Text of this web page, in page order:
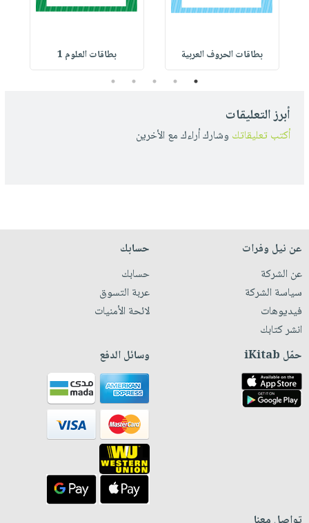
بطاقات الحروف العربية بطاقات العلوم 1
1
2
3
4
5
أبرز التعليقات
أكتب تعليقاتك وشارك أراءك مع الأخرين
عن نيل وفرات
عن الشركة
سياسة الشركة
فيديوهات
انشر كتابك
حسابك
حسابك
عربة التسوق
لائحة الأمنيات
حمّل iKitab وسائل الدفع